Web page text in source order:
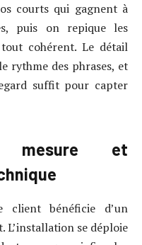
courts qui gagnent à
puis on repique les
cohérent. Le détail
rythme des phrases, et
suffit pour capter
mesure et
client bénéficie d’un
L’installation se déploie